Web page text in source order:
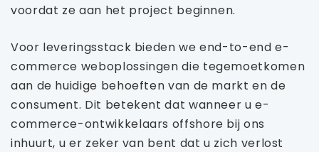
voordat ze aan het project beginnen.
Voor leveringsstack bieden we end-to-end e-
commerce weboplossingen die tegemoetkomen
aan de huidige behoeften van de markt en de
consument. Dit betekent dat wanneer u e-
commerce-ontwikkelaars offshore bij ons
inhuurt, u er zeker van bent dat u zich verlost